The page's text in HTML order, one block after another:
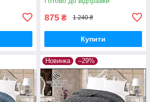
спальні Різні кольори
875 ₴ 1 240 ₴
Купити
Новинка –29%